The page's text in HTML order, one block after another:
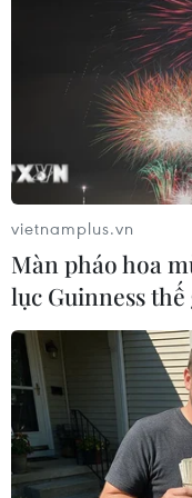
Công bố Nghị
Tây Ninh
15/02/2014 02:28
Lễ công bố Nghị
thành phố Tây Ninh
14/2, tại tỉnh Tây
vietnamplus.vn
Màn pháo hoa
lục Guinness thế